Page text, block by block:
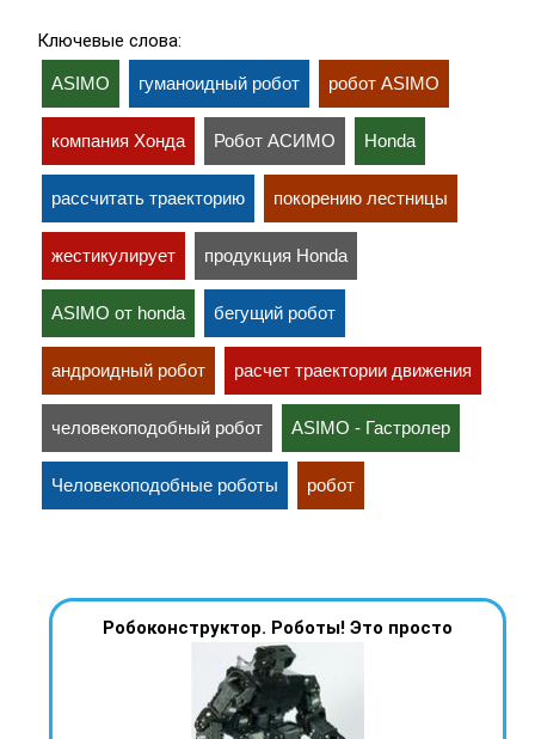
Ключевые слова:
ASIMO гуманоидный робот робот ASIMO
компания Хонда Робот АСИМО Honda
рассчитать траекторию покорению лестницы
жестикулирует продукция Honda
ASIMO от honda бегущий робот
андроидный робот расчет траектории движения
человекоподобный робот ASIMO - Гастролер
Человекоподобные роботы робот
Робоконструктор. Роботы! Это просто